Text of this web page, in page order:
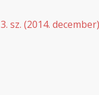
sz. (2014. december)